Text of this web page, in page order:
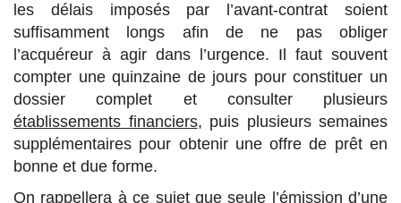
les délais imposés par l’avant-contrat soient
suffisamment longs afin de ne pas obliger
l’acquéreur à agir dans l’urgence. Il faut souvent
compter une quinzaine de jours pour constituer un
dossier complet et consulter plusieurs
établissements financiers, puis plusieurs semaines
supplémentaires pour obtenir une offre de prêt en
bonne et due forme.
On rappellera à ce sujet que seule l’émission d’une